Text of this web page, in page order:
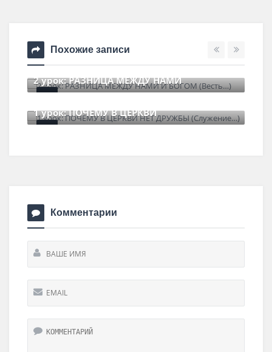
Похожие записи
2 урок: РАЗНИЦА МЕЖДУ НАМИ
1 урок: ПОЧЕМУ В ЦЕРКВИ
Комментарии